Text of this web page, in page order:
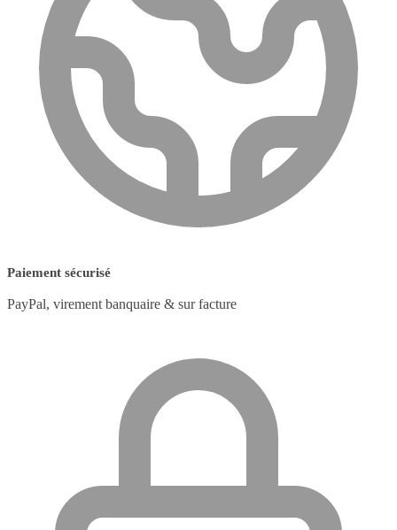
Paiement sécurisé
PayPal, virement banquaire & sur facture